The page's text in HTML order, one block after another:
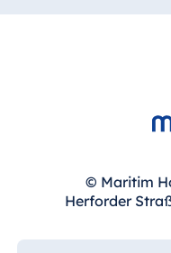
© Maritim
Herforder